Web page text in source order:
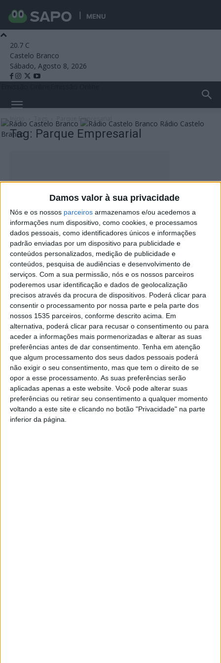
MENU
Damos valor à sua privacidade
Nós e os nossos parceiros armazenamos e/ou acedemos a
informações num dispositivo, como cookies, e processamos
dados pessoais, como identificadores únicos e informações
padrão enviadas por um dispositivo para publicidade e
conteúdos personalizados, medição de publicidade e
conteúdos, pesquisa de audiências e desenvolvimento de
serviços. Com a sua permissão, nós e os nossos parceiros
poderemos usar identificação e dados de geolocalização
precisos através da procura de dispositivos. Poderá clicar para
consentir o processamento por nossa parte e pela parte dos
nossos 1535 parceiros, conforme descrito acima. Em
alternativa, poderá clicar para recusar o consentimento ou para
aceder a informações mais pormenorizadas e alterar as suas
preferências antes de dar consentimento. Tenha em atenção
que algum processamento dos seus dados pessoais poderá
não exigir o seu consentimento, mas que tem o direito de se
opor a esse processamento. As suas preferências serão
aplicadas apenas a este website. Você pode alterar suas
preferências ou retirar seu consentimento a qualquer momento
voltando a este site e clicando no botão "Privacidade" na parte
inferior da página.
20.7 C
Castelo Branco
Sábado, Agosto 8, 2026
Rádio Castelo
Branco
Parque Empresarial
Tag: Parque Empresarial
Lotes do Parque Empresarial de Proença-a-
Nova disponíveis para cedência
Rádio Castelo Branco 23 de Janeiro, 2026
Município de Proença-a-Nova investiu 4
milhões de euros nas áreas empresariais
Rádio Castelo Branco - 21 de Junho, 2023